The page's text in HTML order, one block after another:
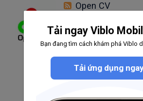
Open CV
21bài viết
câu hỏi
Theo dõi
Unix
Tải ngay Viblo
Bạn đang tìm cách khám phá Viblo
Tải ứng dụng